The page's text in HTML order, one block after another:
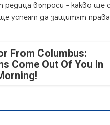
въпроси – какво ще
успеят да защитят
From Columbus:
Come Out Of You In